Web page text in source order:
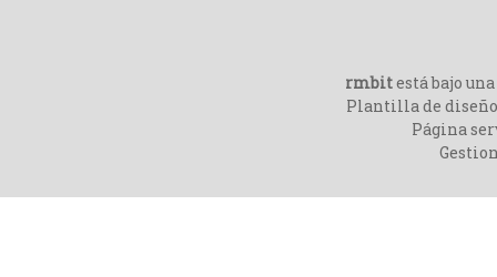
rmbitestá bajo una
Plantilla de
Página